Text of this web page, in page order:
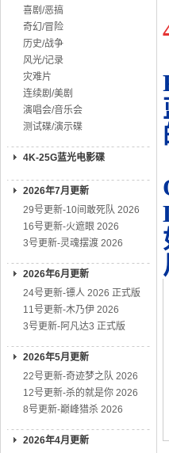
喜剧/恶搞
奇幻/冒险
历史/战争
风光/记录
灾难片
连续剧/美剧
演唱会/音乐会
测试碟/演示碟
4K-25G蓝光电影碟
2026年7月更新
29号更新-10间敢死队 2026
16号更新-火遮眼 2026
3号更新-灵魂摆渡 2026
2026年6月更新
24号更新-镖人 2026 正式版
11号更新-木乃伊 2026
3号更新-阿凡达3 正式版
2026年5月更新
22号更新-奇迹梦之队 2026
12号更新-杀的就是你 2026
8号更新-巅峰猎杀 2026
2026年4月更新